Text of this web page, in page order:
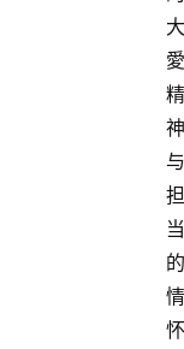
大
愛
精
神
与
担
当
的
情
怀